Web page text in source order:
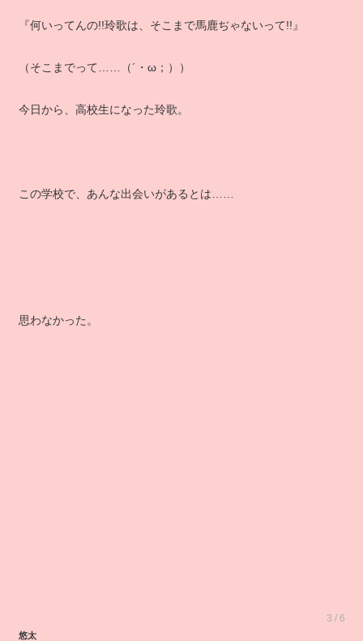
『何いってんの!!玲歌は、そこまで馬鹿ぢゃないって!!』
（そこまでって……（´・ω；））
今日から、高校生になった玲歌。
この学校で、あんな出会いがあるとは……
思わなかった。
3 / 6
悠太